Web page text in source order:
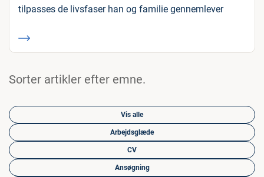
tilpasses de livsfaser han og familie gennemlever
Sorter artikler efter emne.
Vis alle
Arbejdsglæde
CV
Ansøgning